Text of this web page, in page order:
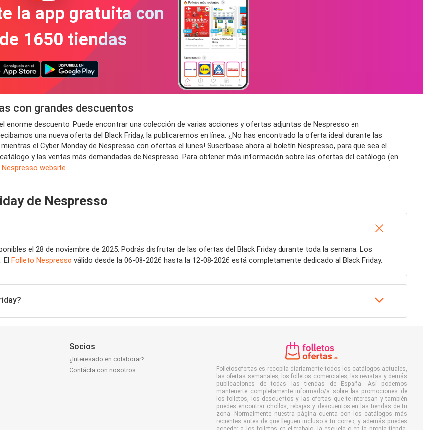
la app gratuita con
1650 tiendas
con grandes descuentos
enorme descuento. Puede encontrar una colección de varias acciones y ofertas adjuntas de Nespresso en
una nueva oferta del Black Friday, la publicaremos en línea. ¿No has encontrado la oferta ideal durante las
el Cyber ​​Monday de Nespresso con ofertas el lunes! Suscríbase ahora al boletín Nespresso, para que sea el
y las ventas más demandadas de Nespresso. Para obtener más información sobre las ofertas del catálogo (en
Nespresso website.
de Nespresso
el 28 de noviembre de 2025. Podrás disfrutar de las ofertas del Black Friday durante toda la semana. Los
. El Folleto Nespresso válido desde la 06-08-2026 hasta la 12-08-2026 está completamente dedicado al Black Friday.
Socios
¿Interesado en colaborar?
Contácta con nosotros
Folletosofertas.es recopila diariamente todos los catálogos actuales,
las ofertas semanales, los folletos comerciales, las revistas y demás
publicaciones de todas las tiendas de España. Así podemos
mantenerte completamente informado/a sobre las promociones de
los folletos, los descuentos y las ofertas que te interesan y también
puedes encontrar chollos, rebajas y descuentos en las tiendas de tu
zona. Normalmente nuestra página cuenta con los catálogos más
recientes antes de que lleguen incluso a tu correo, y además puedes
acceder a los folletos en el trabajo, la escuela o en la propia tienda.